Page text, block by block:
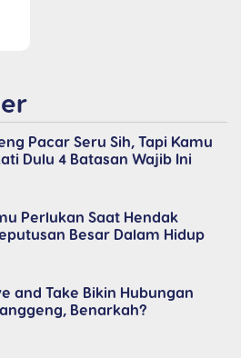
Pacar Seru Sih, Tapi Kamu
Dulu 4 Batasan Wajib Ini
Perlukan Saat Hendak
Besar Dalam Hidup
and Take Bikin Hubungan
Benarkah?